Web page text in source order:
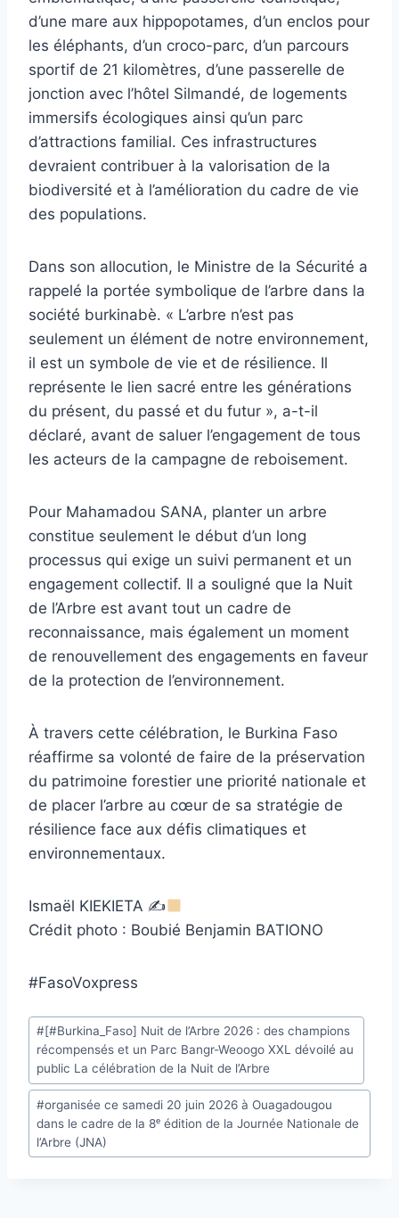
d’une mare aux hippopotames, d’un enclos pour
les éléphants, d’un croco-parc, d’un parcours
sportif de 21 kilomètres, d’une passerelle de
jonction avec l’hôtel Silmandé, de logements
immersifs écologiques ainsi qu’un parc
d’attractions familial. Ces infrastructures
devraient contribuer à la valorisation de la
biodiversité et à l’amélioration du cadre de vie
des populations.
Dans son allocution, le Ministre de la Sécurité a
rappelé la portée symbolique de l’arbre dans la
société burkinabè. « L’arbre n’est pas
seulement un élément de notre environnement,
il est un symbole de vie et de résilience. Il
représente le lien sacré entre les générations
du présent, du passé et du futur », a-t-il
déclaré, avant de saluer l’engagement de tous
les acteurs de la campagne de reboisement.
Pour Mahamadou SANA, planter un arbre
constitue seulement le début d’un long
processus qui exige un suivi permanent et un
engagement collectif. Il a souligné que la Nuit
de l’Arbre est avant tout un cadre de
reconnaissance, mais également un moment
de renouvellement des engagements en faveur
de la protection de l’environnement.
À travers cette célébration, le Burkina Faso
réaffirme sa volonté de faire de la préservation
du patrimoine forestier une priorité nationale et
de placer l’arbre au cœur de sa stratégie de
résilience face aux défis climatiques et
environnementaux.
Ismaël KIEKIETA ✍
Crédit photo : Boubié Benjamin BATIONO
#FasoVoxpress
Étiquettes
de
la
publication :
#[#Burkina_Faso] Nuit de l’Arbre 2026 : des champions
récompensés et un Parc Bangr-Weoogo XXL dévoilé au
public La célébration de la Nuit de l’Arbre
#organisée ce samedi 20 juin 2026 à Ouagadougou
dans le cadre de la 8ᵉ édition de la Journée Nationale de
l’Arbre (JNA)